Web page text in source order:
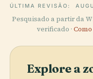
ÚLTIMA REVISÃO:
Pesquisado a partir da
verificado ·
Explore a